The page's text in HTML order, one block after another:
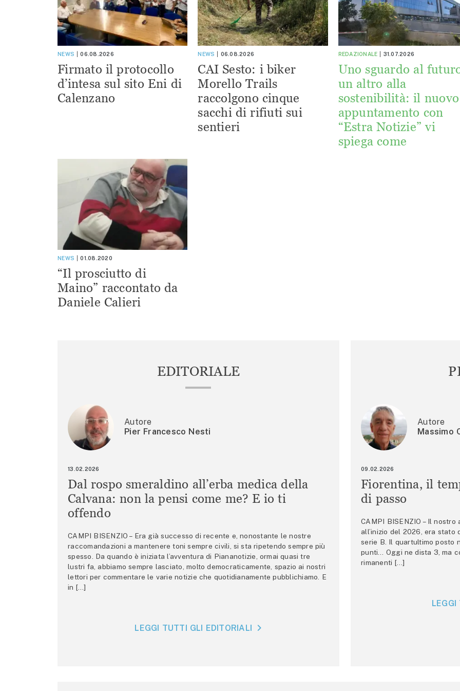
NEWS 06.08.2026
Firmato il protocollo
d’intesa sul sito Eni di
Calenzano
NEWS 06.08.2026
CAI Sesto: i biker
Morello Trails
raccolgono cinque
sacchi di rifiuti sui
sentieri
REDAZIONALE 31.07.2026
Uno sguardo al
un altro alla
sostenibilità: il nuovo
appuntamento con
“Estra Notizie” vi
spiega come
NEWS 01.08.2020
“Il prosciutto di
Maino” raccontato da
Daniele Calieri
EDITORIALE
Autore
Pier Francesco Nesti
13.02.2026
Dal rospo smeraldino all’erba medica della
Calvana: non la pensi come me? E io ti
offendo
CAMPI BISENZIO – Era già successo di recente e, nonostante le nostre
raccomandazioni a mantenere toni sempre civili, si sta ripetendo sempre più
spesso. Da quando è iniziata l’avventura di Piananotizie, ormai quasi tre
lustri fa, abbiamo sempre lasciato, molto democraticamente, spazio ai nostri
lettori per commentare le varie notizie che quotidianamente pubblichiamo. E
in […]
LEGGI TUTTI GLI EDITORIALI
Autore
Massimo
09.02.2026
Fiorentina, il
di passo
CAMPI BISENZIO – Il
all’inizio del 2026, era stato
serie B. Il quartultimo posto
punti… Oggi ne dista 3, ma
rimanenti […]